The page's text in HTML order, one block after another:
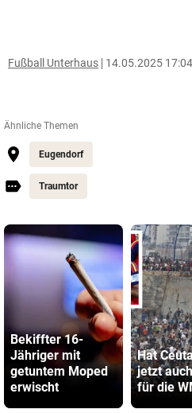
Fußball Unterhaus 14.05.2025 17:04
Ähnliche Themen
Eugendorf
Traumtor
Bekiffter 16-
Jähriger mit
getuntem Moped
erwischt
Hat
jetzt
für die